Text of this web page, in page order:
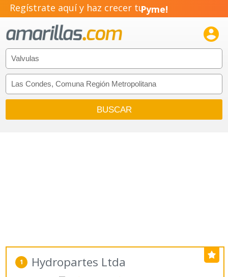
Regístrate aquí y haz crecer tuPyme!
Emprendimiento!

1 Hydropartes Ltda